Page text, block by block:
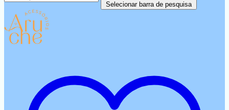
Selecionar barra de pesquisa